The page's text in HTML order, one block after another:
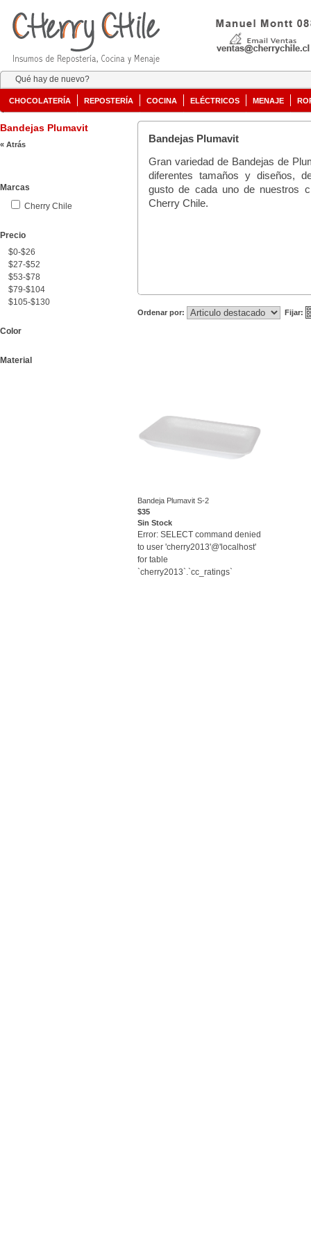
Qué hay de nuevo?
CHOCOLATERÍA REPOSTERÍA COCINA ELÉCTRICOS MENAJE
Bandejas Plumavit
« Atrás
Marcas
Cherry Chile
Precio
$0-$26
$27-$52
$53-$78
$79-$104
$105-$130
Color
Material
Bandejas Plumavit
Gran variedad de Bandejas de
diferentes tamaños y diseños,
gusto de cada uno de nuestros
Cherry Chile.
Ordenar por: Fijar:
Bandeja Plumavit S-2
$35
Sin Stock
Error: SELECT command denied
to user 'cherry2013'@'localhost'
for table
`cherry2013`.`cc_ratings`